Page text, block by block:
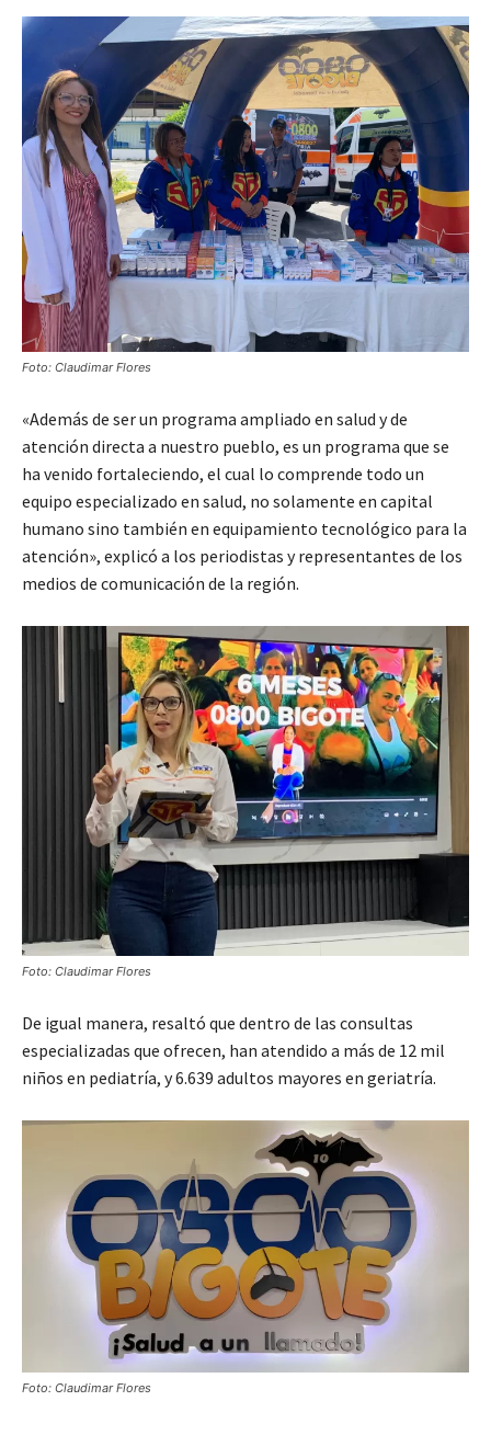
Foto: Claudimar Flores
«Además de ser un programa ampliado en salud y de
atención directa a nuestro pueblo, es un programa que se
ha venido fortaleciendo, el cual lo comprende todo un
equipo especializado en salud, no solamente en capital
humano sino también en equipamiento tecnológico para la
atención», explicó a los periodistas y representantes de los
medios de comunicación de la región.
Foto: Claudimar Flores
De igual manera, resaltó que dentro de las consultas
especializadas que ofrecen, han atendido a más de 12 mil
niños en pediatría, y 6.639 adultos mayores en geriatría.
Foto: Claudimar Flores